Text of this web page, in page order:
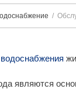
водоснабжения
являются